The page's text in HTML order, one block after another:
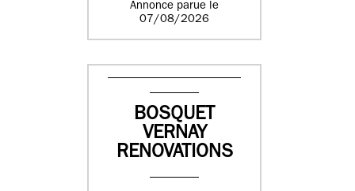
Annonce parue le
07/08/2026
BOSQUET
VERNAY
RENOVATIONS